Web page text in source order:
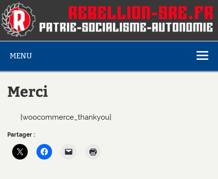
MENU
Merci
[woocommerce_thankyou]
Partager :